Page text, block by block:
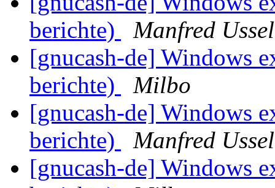
berichte)
Manfred
[gnucash-de] Windows
berichte)
Milbo
[gnucash-de] Windows
berichte)
Manfred
[gnucash-de] Windows